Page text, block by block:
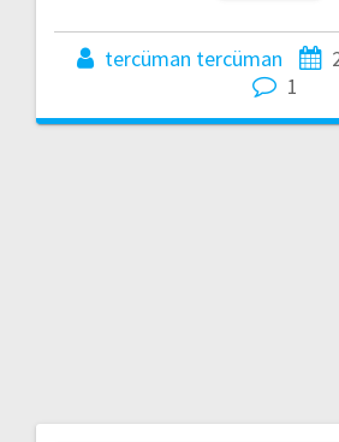
tercüman tercüman
1